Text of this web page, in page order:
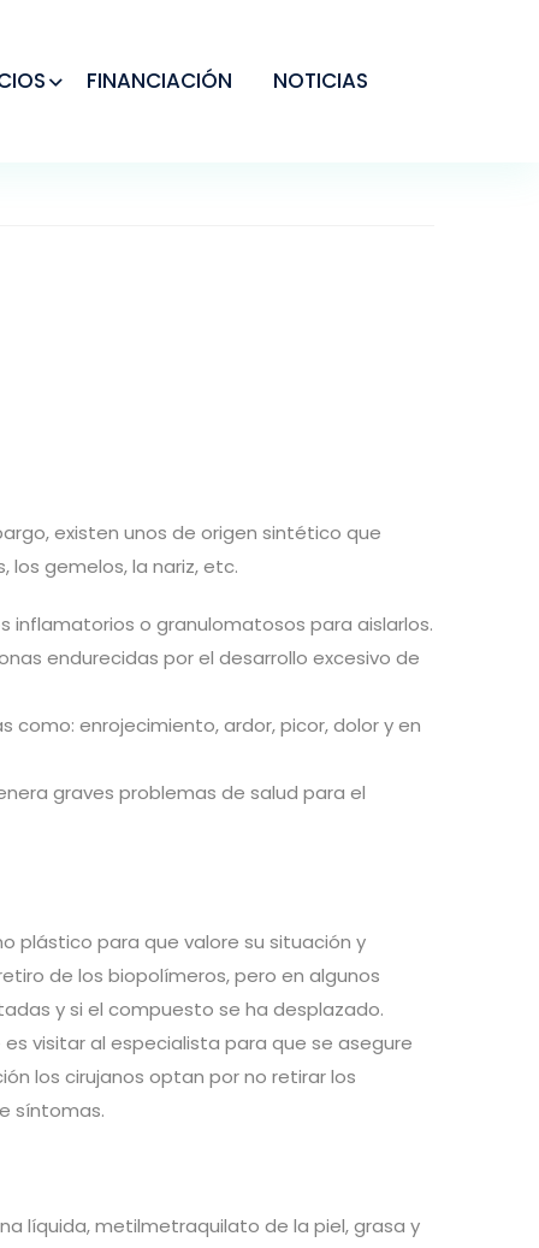
FINANCIACIÓN NOTICIAS
existen unos de origen sintético que
los gemelos, la nariz, etc.
inflamatorios o granulomatosos para aislarlos.
endurecidas por el desarrollo excesivo de
enrojecimiento, ardor, picor, dolor y en
graves problemas de salud para el
plástico para que valore su situación y
de los biopolímeros, pero en algunos
y si el compuesto se ha desplazado.
visitar al especialista para que se asegure
los cirujanos optan por no retirar los
síntomas.
líquida, metilmetraquilato de la piel, grasa y